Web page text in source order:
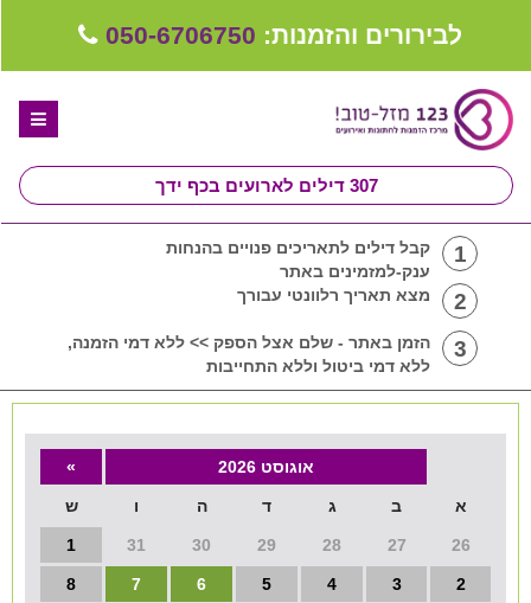
לבירורים והזמנות: 050-6706750
307 דילים לארועים בכף ידך
ספקים לחתונה מומלצים
קבלו ייעוץ בחינם
קבוצת וואטסאפ-ספקים עונים LIVE
שירות אישי בקליק
1
קבל דילים לתאריכים פנויים בהנחות
ענק-למזמינים באתר
2 מצא תאריך רלוונטי עבורך
3
הזמן באתר - שלם אצל הספק >> ללא דמי הזמנה,
ללא דמי ביטול וללא התחייבות
אוגוסט 2026 »
א ב ג ד ה ו ש
26
27
28
29
30
31
1
2
3
4
5
6
7
8